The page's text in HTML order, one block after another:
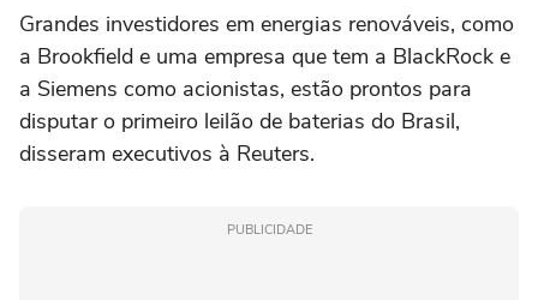
Grandes investidores em energias renováveis, como
a Brookfield e uma empresa que tem a BlackRock e
a Siemens como acionistas, estão prontos para
disputar o primeiro leilão de baterias do Brasil,
disseram executivos à Reuters.
PUBLICIDADE